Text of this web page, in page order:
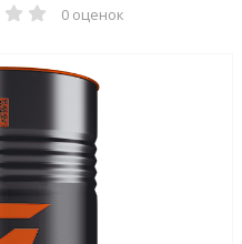
0 оценок